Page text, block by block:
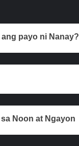
payo ni Nanay?
Noon at Ngayon